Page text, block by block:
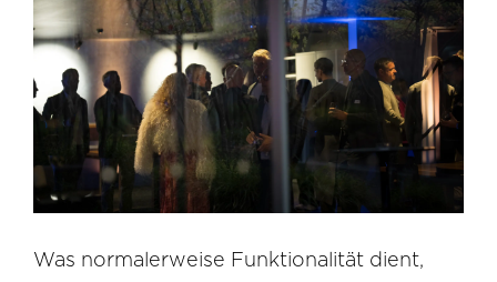
Was normalerweise Funktionalität dient,